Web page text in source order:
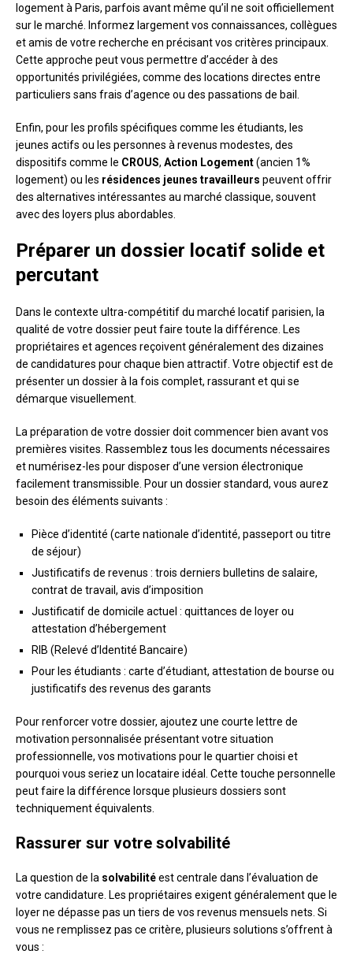
logement à Paris, parfois avant même qu’il ne soit officiellement
sur le marché. Informez largement vos connaissances, collègues
et amis de votre recherche en précisant vos critères principaux.
Cette approche peut vous permettre d’accéder à des
opportunités privilégiées, comme des locations directes entre
particuliers sans frais d’agence ou des passations de bail.
Enfin, pour les profils spécifiques comme les étudiants, les
jeunes actifs ou les personnes à revenus modestes, des
dispositifs comme le CROUS, Action Logement(ancien 1%
logement) ou les résidences jeunes travailleurs peuvent offrir
des alternatives intéressantes au marché classique, souvent
avec des loyers plus abordables.
Préparer un dossier locatif solide et
percutant
Dans le contexte ultra-compétitif du marché locatif parisien, la
qualité de votre dossier peut faire toute la différence. Les
propriétaires et agences reçoivent généralement des dizaines
de candidatures pour chaque bien attractif. Votre objectif est de
présenter un dossier à la fois complet, rassurant et qui se
démarque visuellement.
La préparation de votre dossier doit commencer bien avant vos
premières visites. Rassemblez tous les documents nécessaires
et numérisez-les pour disposer d’une version électronique
facilement transmissible. Pour un dossier standard, vous aurez
besoin des éléments suivants :
Pièce d’identité (carte nationale d’identité, passeport ou titre
de séjour)
Justificatifs de revenus : trois derniers bulletins de salaire,
contrat de travail, avis d’imposition
Justificatif de domicile actuel : quittances de loyer ou
attestation d’hébergement
RIB (Relevé d’Identité Bancaire)
Pour les étudiants : carte d’étudiant, attestation de bourse ou
justificatifs des revenus des garants
Pour renforcer votre dossier, ajoutez une courte lettre de
motivation personnalisée présentant votre situation
professionnelle, vos motivations pour le quartier choisi et
pourquoi vous seriez un locataire idéal. Cette touche personnelle
peut faire la différence lorsque plusieurs dossiers sont
techniquement équivalents.
Rassurer sur votre solvabilité
La question de la solvabilitéest centrale dans l’évaluation de
votre candidature. Les propriétaires exigent généralement que le
loyer ne dépasse pas un tiers de vos revenus mensuels nets. Si
vous ne remplissez pas ce critère, plusieurs solutions s’offrent à
vous :